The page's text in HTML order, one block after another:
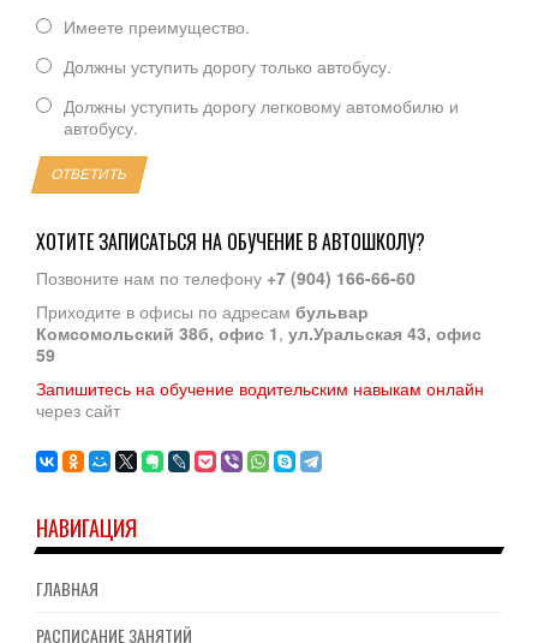
Имеете преимущество.
Должны уступить дорогу только автобусу.
Должны уступить дорогу легковому автомобилю и
автобусу.
ОТВЕТИТЬ
ХОТИТЕ ЗАПИСАТЬСЯ НА ОБУЧЕНИЕ В АВТОШКОЛУ?
Позвоните нам по телефону +7 (904) 166-66-60
Приходите в офисы по адресам бульвар
Комсомольский 38б, офис 1, ул.Уральская 43, офис
59
Запишитесь на обучение водительским навыкам онлайн
через сайт
НАВИГАЦИЯ
ГЛАВНАЯ
РАСПИСАНИЕ ЗАНЯТИЙ